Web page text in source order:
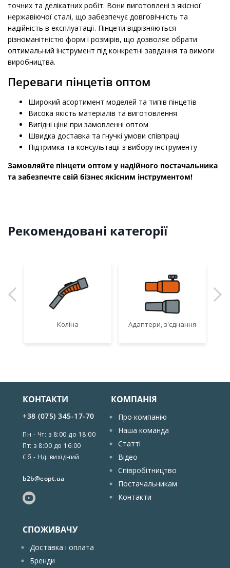
точних та делікатних робіт. Вони виготовлені з якісної
нержавіючої сталі, що забезпечує довговічність та
надійність в експлуатації. Пінцети відрізняються
різноманітністю форм і розмірів, що дозволяє обрати
оптимальний інструмент під конкретні завдання та вимоги
виробництва.
Переваги пінцетів оптом
Широкий асортимент моделей та типів пінцетів
Висока якість матеріалів та виготовлення
Вигідні ціни при замовленні оптом
Швидка доставка та гнучкі умови співпраці
Підтримка та консультації з вибору інструменту
Замовляйте пінцети оптом у надійного постачальника
та забезпечте свій бізнес якісним інструментом!
Рекомендовані категорії
Коліна Адаптери, з'єднання
КОНТАКТИ
+38 (075) 345-17-70
Пн - Чт: з 8:00 до 18:00
Пт: з 8:00 до 16:00
Сб - Нд: вихідний
b2b@eopt.ua
КОМПАНІЯ
Про компанію
Наша команда
Статті
Відео
Співробітництво
Постачальникам
Контакти
СПОЖИВАЧУ
Доставка і оплата
Бренди